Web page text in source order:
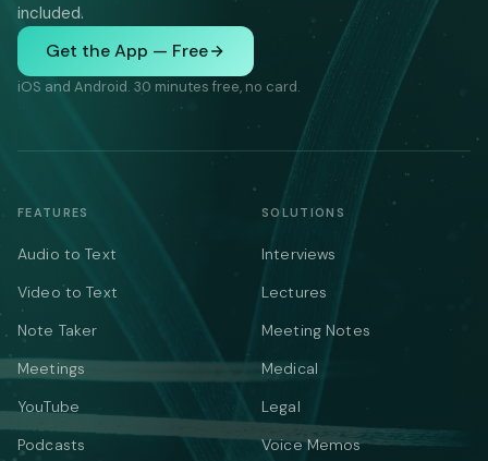
included.
Get the App — Free
iOS and Android. 30 minutes free, no card.
FEATURES
Audio to Text
Video to Text
Note Taker
Meetings
YouTube
Podcasts
SOLUTIONS
Interviews
Lectures
Meeting Notes
Medical
Legal
Voice Memos